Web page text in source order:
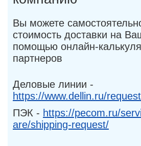
Вы можете
стоимость доставки на
помощью онлайн-
партнеров
Деловые линии -
https://www.dellin.ru/
ПЭК - https://pecom.ru/
are/shipping-request/